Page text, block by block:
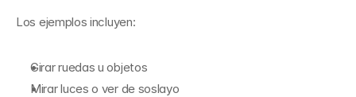
Los ejemplos incluyen:
Girar ruedas u objetos
Mirar luces o ver de soslayo